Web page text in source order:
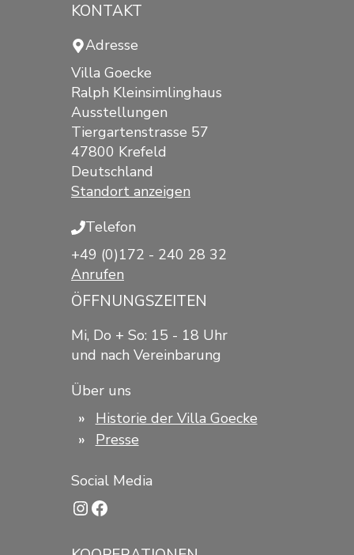
KONTAKT
Adresse
Villa Goecke
Ralph Kleinsimlinghaus
Ausstellungen
Tiergartenstrasse 57
47800 Krefeld
Deutschland
Standort anzeigen
Telefon
+49 (0)172 - 240 28 32
Anrufen
ÖFFNUNGSZEITEN
Mi, Do + So: 15 - 18 Uhr
und nach Vereinbarung
Über uns
Historie der Villa Goecke
Presse
Social Media
Instagram
Facebook